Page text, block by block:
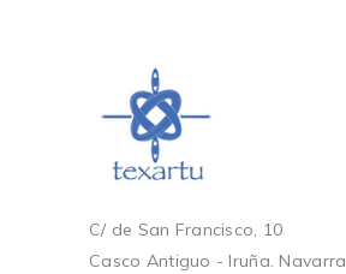
C/ de San Francisco, 10
Casco Antiguo - Iruña. Navarra